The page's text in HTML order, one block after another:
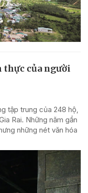
thực của người
tập trung của 248 hộ,
Rai. Những năm gần
những nét văn hóa